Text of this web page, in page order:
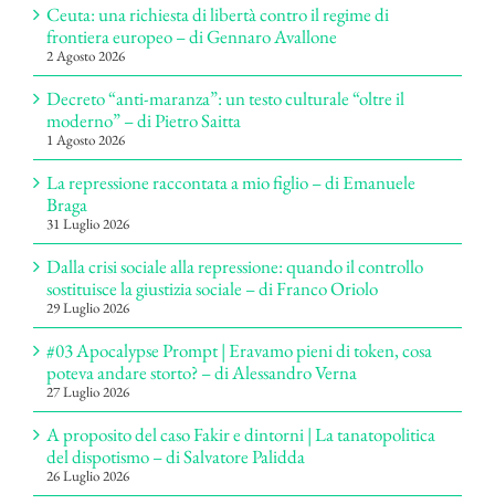
Ceuta: una richiesta di libertà contro il regime di
frontiera europeo – di Gennaro Avallone
2 Agosto 2026
Decreto “anti-maranza”: un testo culturale “oltre il
moderno” – di Pietro Saitta
1 Agosto 2026
La repressione raccontata a mio figlio – di Emanuele
Braga
31 Luglio 2026
Dalla crisi sociale alla repressione: quando il controllo
sostituisce la giustizia sociale – di Franco Oriolo
29 Luglio 2026
#03 Apocalypse Prompt | Eravamo pieni di token, cosa
poteva andare storto? – di Alessandro Verna
27 Luglio 2026
A proposito del caso Fakir e dintorni | La tanatopolitica
del dispotismo – di Salvatore Palidda
26 Luglio 2026